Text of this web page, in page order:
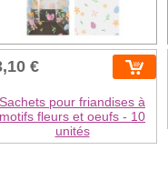
€
Sachets pour friandises à
motifs fleurs et oeufs - 10
unités